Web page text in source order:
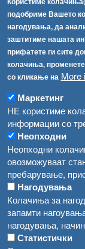
подобриме Вашето
нагодувања, да
заштитиме нашата
прифатете ги сите
колачиња, променете
со кликање на More
Маркетинг
НЕ користиме
информации со
Неопходни
Неопходни
овозможуваат
пребарување,
Нагодувања
Колачиња за
запамти
нагодувања,
Статистички
Факс:+389 2 2457
info@fva.gov.mk
[АХВ-претходна
Република Бугарија ги засили официјалните контроли при увоз на свежо овошје и зеленчук
Високите температури ризик од труење со храна, опасни се и за животните
Водата во Гостивар може да се користи како техничка, продолжува испораката на флаширана вода
Во Гостивар спроведени 70 вонредни контроли
Забраната за водата во Гостивар останува на сила, операторите да користат само технички безбедна вода